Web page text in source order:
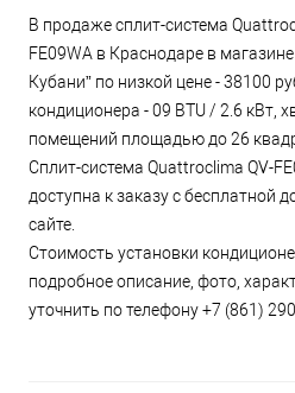
В продаже сплит-система
FE09WA в Краснодаре в
Кубани” по низкой цене - 38100
кондиционера - 09 BTU / 2.6 кВт,
помещений площадью до 26
Сплит-система Quattroclima QV-
доступна к заказу с бесплатной
сайте.
Стоимость установки
подробное описание, фото,
уточнить по телефону +7 (861)